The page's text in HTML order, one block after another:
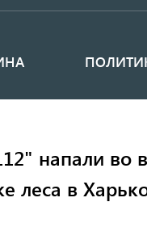
напали во
леса в